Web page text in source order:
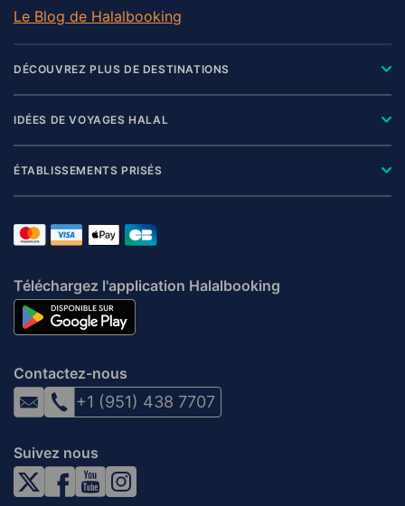
Le Blog de Halalbooking
DÉCOUVREZ PLUS DE DESTINATIONS
IDÉES DE VOYAGES HALAL
ÉTABLISSEMENTS PRISÉS
Téléchargez l'application Halalbooking
Contactez-nous
+1 (951) 438 7707
Suivez nous